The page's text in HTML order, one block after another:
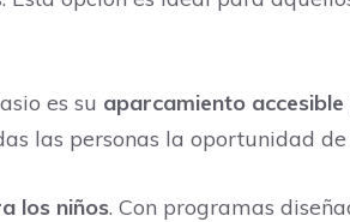
es su aparcamiento
las personas la oportunidad
los niños. Con programas